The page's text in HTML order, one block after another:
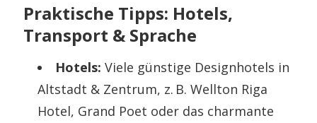
Praktische Tipps: Hotels,
Transport & Sprache
Hotels: Viele günstige Designhotels in
Altstadt & Zentrum, z. B. Wellton Riga
Hotel, Grand Poet oder das charmante